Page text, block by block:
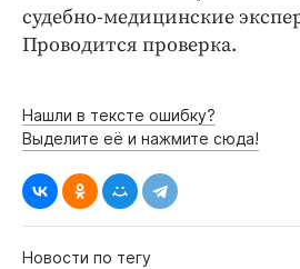
судебно-медицинские
Проводится проверка.
Нашли в тексте ошибку?
Выделите её и нажмите сюда!
Новости по тегу